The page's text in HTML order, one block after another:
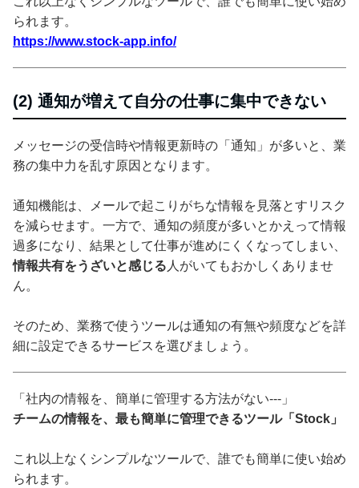
られます。
https://www.stock-app.info/
(2) 通知が増えて自分の仕事に集中できない
メッセージの受信時や情報更新時の「通知」が多いと、業
務の集中力を乱す原因となります。
通知機能は、メールで起こりがちな情報を見落とすリスク
を減らせます。一方で、通知の頻度が多いとかえって情報
過多になり、結果として仕事が進めにくくなってしまい、
情報共有をうざいと感じる 人がいてもおかしくありませ
ん。
そのため、業務で使うツールは通知の有無や頻度などを詳
細に設定できるサービスを選びましょう。
「社内の情報を、簡単に管理する方法がない---」
チームの情報を、最も簡単に管理できるツール「Stock」
これ以上なくシンプルなツールで、誰でも簡単に使い始め
られます。